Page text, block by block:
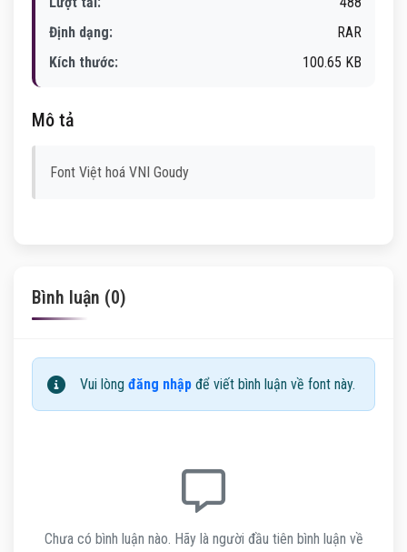
Định dạng:
RAR
Kích thước:
100.65 KB
Mô tả
Font Việt hoá VNI Goudy
Bình luận (0)
Vui lòng đăng nhập để viết bình luận về font này.
Chưa có bình luận nào. Hãy là người đầu tiên bình luận về